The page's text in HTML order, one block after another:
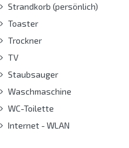
Strandkorb (persönlich)
Toaster
Trockner
TV
Staubsauger
Waschmaschine
WC-Toilette
Internet - WLAN